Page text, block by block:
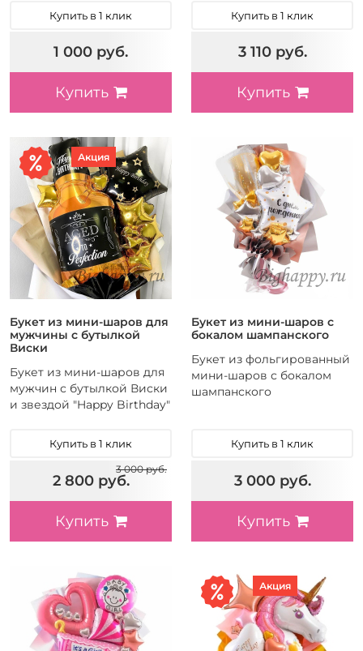
Купить в 1 клик
1 000 руб.
Купить
Купить в 1 клик
3 110 руб.
Купить
Акция
Букет из мини-шаров для
мужчины с бутылкой
Виски
Букет из мини-шаров для
мужчин с бутылкой Виски
и звездой "Happy Birthday"
Купить в 1 клик
3 000 руб.
2 800 руб.
Купить
Букет из мини-шаров с
бокалом шампанского
Букет из фольгированный
мини-шаров с бокалом
шампанского
Купить в 1 клик
3 000 руб.
Купить
Акция